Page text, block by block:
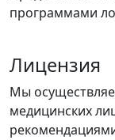
программами
Лицензия
Мы
медицинских